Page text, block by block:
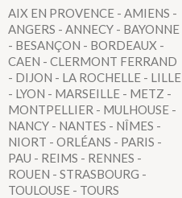
AIX EN PROVENCE - AMIENS -
ANGERS - ANNECY - BAYONNE
- BESANÇON - BORDEAUX -
CAEN - CLERMONT FERRAND
- DIJON - LA ROCHELLE - LILLE
- LYON - MARSEILLE - METZ -
MONTPELLIER - MULHOUSE -
NANCY - NANTES - NÎMES -
NIORT - ORLÉANS - PARIS -
PAU - REIMS - RENNES -
ROUEN - STRASBOURG -
TOULOUSE - TOURS